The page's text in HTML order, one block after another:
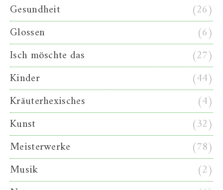
Gesundheit
(26)
Glossen
(6)
Isch möschte das
(27)
Kinder
(44)
Kräuterhexisches
(4)
Kunst
(32)
Meisterwerke
(78)
Musik
(2)